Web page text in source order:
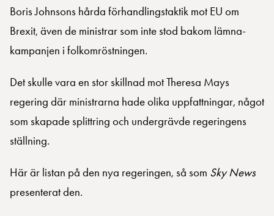
Boris Johnsons hårda förhandlingstaktik mot EU om
Brexit, även de ministrar som inte stod bakom lämna-
kampanjen i folkomröstningen.
Det skulle vara en stor skillnad mot Theresa Mays
regering där ministrarna hade olika uppfattningar, något
som skapade splittring och undergrävde regeringens
ställning.
Här är listan på den nya regeringen, så som Sky News
presenterat den.